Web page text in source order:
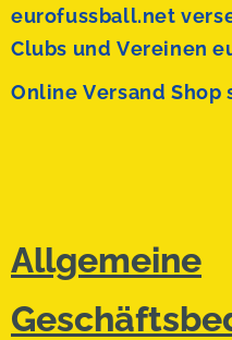
eurofussball.net
Clubs und Vereinen
Online Versand Shop
Allgemeine